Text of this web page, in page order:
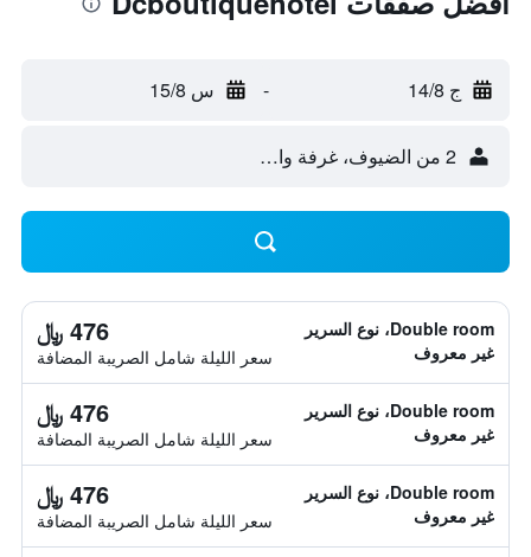
ج 14/8 - س 15/8
2 من الضيوف، غرفة واحدة
Double room، نوع السرير
غير معروف
476 ﷼
سعر الليلة شامل الصريبة المضافة
Double room، نوع السرير
غير معروف
476 ﷼
سعر الليلة شامل الصريبة المضافة
Double room، نوع السرير
غير معروف
476 ﷼
سعر الليلة شامل الصريبة المضافة